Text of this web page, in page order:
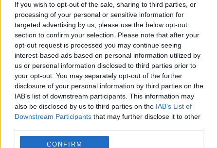
If you wish to opt-out of the sale, sharing to third parties, or
processing of your personal or sensitive information for
targeted advertising by us, please use the below opt-out
section to confirm your selection. Please note that after your
opt-out request is processed you may continue seeing
interest-based ads based on personal information utilized by
us or personal information disclosed to third parties prior to
your opt-out. You may separately opt-out of the further
disclosure of your personal information by third parties on the
IAB’s list of downstream participants. This information may
also be disclosed by us to third parties on the IAB’s List of
Downstream Participants that may further disclose it to other
CONFIRM
σημαντικότερα παιχνίδια της ημέρας, ειδικά
στοιχήματα από όλα τα σπορ, τις hot
ενισχυμένες αποδόσεις και ενδιαφέρουσα
θεματολογία γύρω από το στοίχημα. Η ισχύς
εν τη ενώσει!